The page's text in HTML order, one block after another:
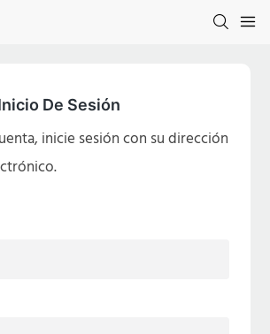
De Sesión
inicie sesión con su dirección